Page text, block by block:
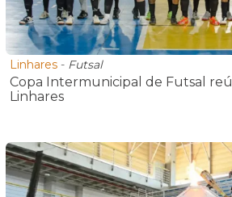
Linhares - Futsal
Copa Intermunicipal de Futsal
Linhares